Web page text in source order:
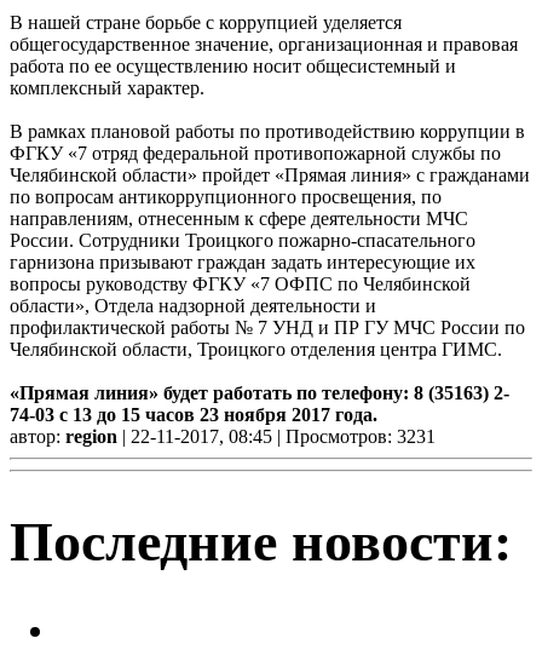
В нашей стране борьбе с коррупцией уделяется
общегосударственное значение, организационная и правовая
работа по ее осуществлению носит общесистемный и
комплексный характер.
В рамках плановой работы по противодействию коррупции в
ФГКУ «7 отряд федеральной противопожарной службы по
Челябинской области» пройдет «Прямая линия» с гражданами
по вопросам антикоррупционного просвещения, по
направлениям, отнесенным к сфере деятельности МЧС
России. Сотрудники Троицкого пожарно-спасательного
гарнизона призывают граждан задать интересующие их
вопросы руководству ФГКУ «7 ОФПС по Челябинской
области», Отдела надзорной деятельности и
профилактической работы № 7 УНД и ПР ГУ МЧС России по
Челябинской области, Троицкого отделения центра ГИМС.
«Прямая линия» будет работать по телефону: 8 (35163) 2-
74-03 с 13 до 15 часов 23 ноября 2017 года.
автор: region | 22-11-2017, 08:45 | Просмотров: 3231
Последние новости: